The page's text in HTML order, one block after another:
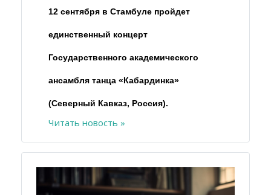
12 сентября в Стамбуле пройдет
единственный концерт
Государственного академического
ансамбля танца «Кабардинка»
(Северный Кавказ, Россия).
Читать новость »